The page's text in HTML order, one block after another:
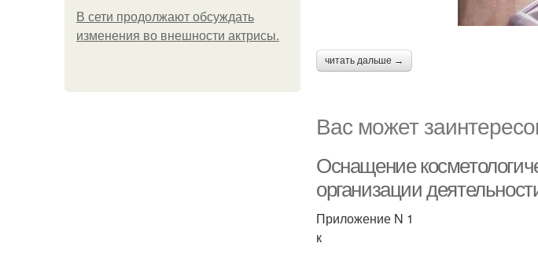
В сети продолжают обсуждать
изменения во внешности актрисы.
читать дальше →
Вас может
Оснащение
организации
Приложение N 1
к